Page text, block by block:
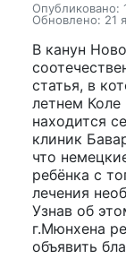
Опубликовано:
Обновлено: 21
В канун
статья, в
летнем
находится
клиник
что
ребёнка с
лечения
Узнав об
г.Мюнхена
объявить